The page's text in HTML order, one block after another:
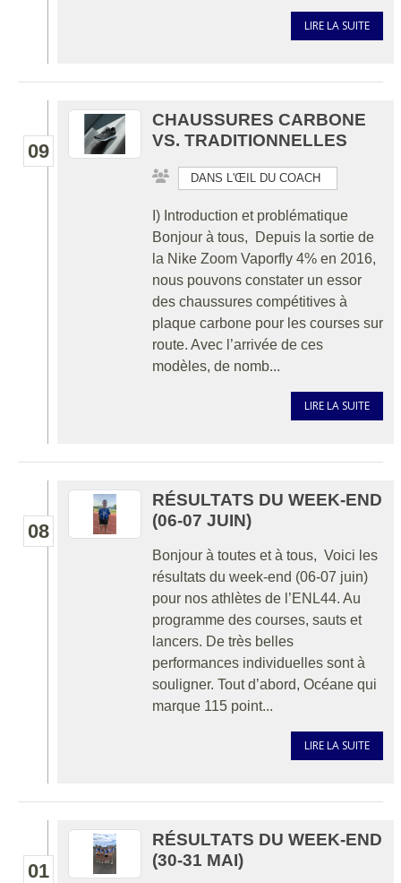
LIRE LA SUITE
09
CHAUSSURES CARBONE
VS. TRADITIONNELLES
DANS L'ŒIL DU COACH
I) Introduction et problématique
Bonjour à tous, Depuis la sortie de
la Nike Zoom Vaporfly 4% en 2016,
nous pouvons constater un essor
des chaussures compétitives à
plaque carbone pour les courses sur
route. Avec l’arrivée de ces
modèles, de nomb...
LIRE LA SUITE
08
RÉSULTATS DU WEEK-END
(06-07 JUIN)
Bonjour à toutes et à tous, Voici les
résultats du week-end (06-07 juin)
pour nos athlètes de l’ENL44. Au
programme des courses, sauts et
lancers. De très belles
performances individuelles sont à
souligner. Tout d’abord, Océane qui
marque 115 point...
LIRE LA SUITE
01
RÉSULTATS DU WEEK-END
(30-31 MAI)